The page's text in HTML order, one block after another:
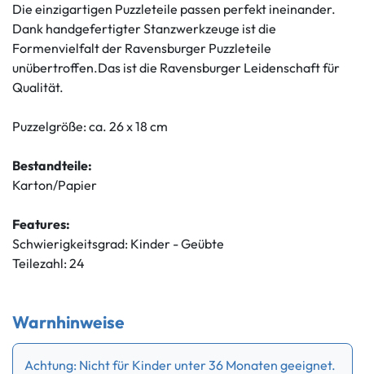
Die einzigartigen Puzzleteile passen perfekt ineinander.
Dank handgefertigter Stanzwerkzeuge ist die
Formenvielfalt der Ravensburger Puzzleteile
unübertroffen.Das ist die Ravensburger Leidenschaft für
Qualität.
Puzzelgröße: ca. 26 x 18 cm
Bestandteile:
Karton/Papier
Features:
Schwierigkeitsgrad: Kinder - Geübte
Teilezahl: 24
Warnhinweise
Achtung: Nicht für Kinder unter 36 Monaten geeignet.